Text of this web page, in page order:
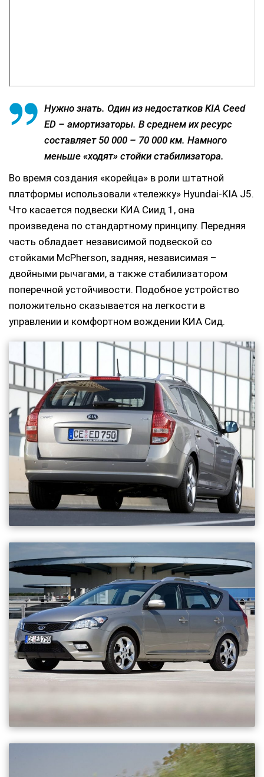
Нужно знать. Один из недостатков KIA Ceed
ED – амортизаторы. В среднем их ресурс
составляет 50 000 – 70 000 км. Намного
меньше «ходят» стойки стабилизатора.
Во время создания «корейца» в роли штатной
платформы использовали «тележку» Hyundai-KIA J5.
Что касается подвески КИА Сиид 1, она
произведена по стандартному принципу. Передняя
часть обладает независимой подвеской со
стойками McPherson, задняя, независимая –
двойными рычагами, а также стабилизатором
поперечной устойчивости. Подобное устройство
положительно сказывается на легкости в
управлении и комфортном вождении КИА Сид.